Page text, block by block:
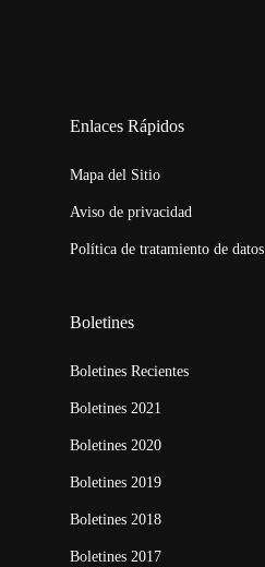
Enlaces Rápidos
Mapa del Sitio
Aviso de privacidad
Política de tratamiento de datos
Boletines
Boletines Recientes
Boletines 2021
Boletines 2020
Boletines 2019
Boletines 2018
Boletines 2017